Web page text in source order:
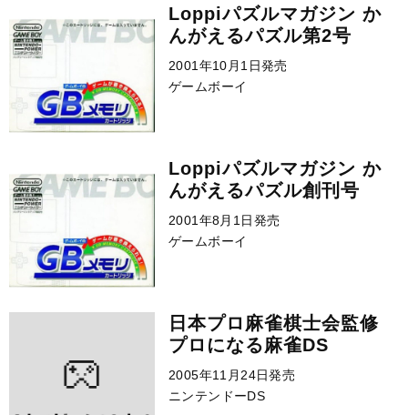
Loppiパズルマガジン か
んがえるパズル第2号
2001年10月1日発売
ゲームボーイ
Loppiパズルマガジン か
んがえるパズル創刊号
2001年8月1日発売
ゲームボーイ
日本プロ麻雀棋士会監修
プロになる麻雀DS
2005年11月24日発売
ニンテンドーDS